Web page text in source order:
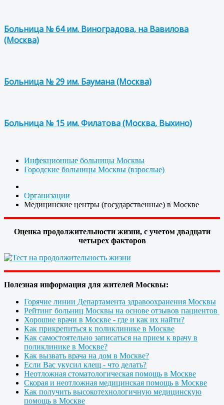
Больница № 64 им. Виноградова, на Вавилова
(Москва)
Больница № 29 им. Баумана (Москва)
Больница № 15 им. Филатова (Москва, Выхино)
Инфекционные больницы Москвы
Городские больницы Москвы (взрослые)
Организации
Медицинские центры (государственные) в Москве
Оценка продолжительности жизни, с учетом двадцати
четырех факторов
Полезная информация для жителей Москвы:
Горячие линии Департамента здравоохранения Москвы
Рейтинг больниц Москвы на основе отзывов пациентов
Хорошие врачи в Москве - где и как их найти?
Как прикрепиться к поликлинике в Москве
Как самостоятельно записаться на прием к врачу в
поликлинике в Москве?
Как вызвать врача на дом в Москве?
Если Вас укусил клещ - что делать?
Неотложная стоматологическая помощь в Москве
Скорая и неотложная медицинская помощь в Москве
Как получить высокотехнологичную медицинскую
помощь в Москве